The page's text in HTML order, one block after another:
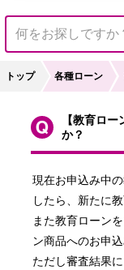
トップ 各種ローン
【教育ロ
か？
現在お申込み中
したら、新たに
また教育ローン
ン商品へのお申
ただし審査結果